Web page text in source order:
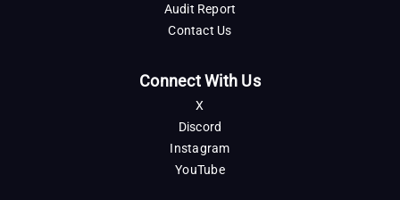
Audit Report
Contact Us
Connect With Us
X
Discord
Instagram
YouTube